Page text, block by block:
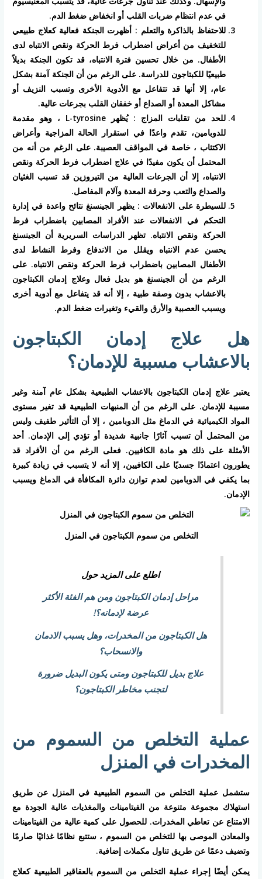
في عدم انتظام ضربات القلب أو انخفاض ضغط الدم.
للاحتفاظ بالذاكرة والتعلم : أظهرت الجنكة فعالية كعلاج طبيعي
للتخفيف من أعراض اضطراب فرط الحركة ونقص الانتباه لدى
الأطفال. من خلال تحسين فترة الانتباه، قد تكون الجنكة بديلاً
طبيعيًا للكبتاجون للدراسة. على الرغم من أن الجنكة آمنة بشكل
عام، إلا أنها قد تتفاعل مع الأدوية الأخرى وتسبب النزيف أو
مشاكل المعدة أو الصداع أو خفقان القلب بجرعات عالية.
للحد من تقلبات المزاج : يُظهر L-tyrosine ، وهو مقدمة
للدوبامين، تقدم واعدًا في استقرار الحالة المزاجية وأعراض
الاكتئاب ، خاصة في المواقف العصيبة. على الرغم من أنه من
المحتمل أن يكون مفيدًا في علاج اضطراب فرط الحركة ونقص
الانتباه، إلا أن الجرعات العالية من التيروزين قد تسبب الغثيان
والصداع والتعب وحرقة المعدة وآلام المفاصل.
للسيطرة على الانفعالات : يظهر الجينسنغ نتائح واعدة في إدارة
التحكم في الانفعالات عند الأفراد المصابين باضطراب فرط
الحركة ونقص الانتباه. تظهر الدراسات السريرية أن الجينسنغ
يحسن عدم الانتباه ويقلل من الاندفاع وفرط النشاط لدى
الأطفال المصابين باضطراب فرط الحركة ونقص الانتباه. على
الرغم من أن الجينسنغ هو بديل فعال وعلاج إدمان الكبتاجون
بالاعشاب بدون وصفة طبية ، إلا أنه قد يتفاعل مع أدوية أخرى
ويسبب العصبية والأرق والقيء وتغيرات ضغط الدم.
هل علاج إدمان الكبتاجون
بالاعشاب مسببة للإدمان؟
يعتبر علاج إدمان الكبتاجون بالاعشاب الطبيعية بشكل عام آمنة وغير
مسببة للإدمان. على الرغم من أن المنبهات الطبيعية قد تغير مستوى
المواد الكيميائية في الدماغ مثل الدوبامين ، إلا أن التأثير طفيف وليس
من المحتمل أن تسبب آثارًا جانبية شديدة أو تؤدي إلى الإدمان. أحد
الأمثلة على ذلك هو مادة الكافيين. فعلى الرغم من أن الأفراد قد
يطورون اعتمادًا جسديًا على الكافيين، إلا أنه لا يتسبب في زيادة كبيرة
بما يكفي في الدوبامين لعدم توازن دائرة المكافأة في الدماغ ويسبب
الإدمان.
التخلص من سموم الكبتاجون في المنزل
اطلع على المزيد حول
مراحل إدمان الكبتاجون ومن هم الفئة الأكثر
عرضة لإدمانه؟!
هل الكبتاجون من المخدرات، وهل يسبب الادمان
والانسحاب؟
علاج بديل للكبتاجون ومتى يكون البديل ضرورة
لتجنب مخاطر الكبتاجون؟
عملية التخلص من السموم من
المخدرات في المنزل
ستشمل عملية التخلص من السموم الطبيعية في المنزل عن طريق
استهلاك مجموعة متنوعة من الفيتامينات والمغذيات عالية الجودة مع
الامتناع عن تعاطي المخدرات. للحصول على كمية عالية من الفيتامينات
والمعادن الموصى بها للتخلص من السموم ، ستتبع نظامًا غذائيًا صارمًا
وتضيف دعمًا عن طريق تناول مكملات إضافية.
يمكن أيضًا إجراء عملية التخلص من السموم بالعقاقير الطبيعية كعلاج